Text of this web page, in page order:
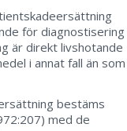
för diagnostisering
är direkt livshotande
i annat fall än som
bestäms
med de